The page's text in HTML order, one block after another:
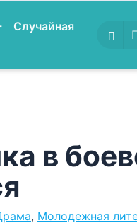
Случайная
в
, Молодежная